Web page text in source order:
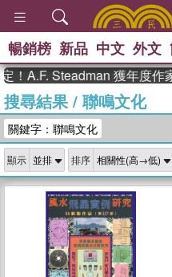
、
獎
登
偉
暢銷榜 新品 中文 外文
Steadman 獲年度作家，
搜尋結果/ 聯鳴文化
關鍵字：聯鳴文化
顯示 排序